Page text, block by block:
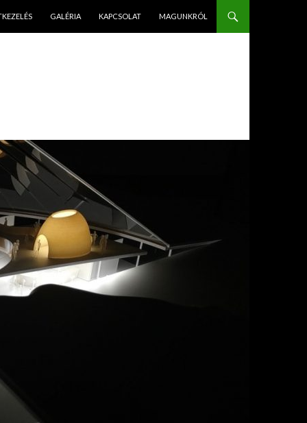
GALÉRIA KAPCSOLAT MAGUNKRÓL